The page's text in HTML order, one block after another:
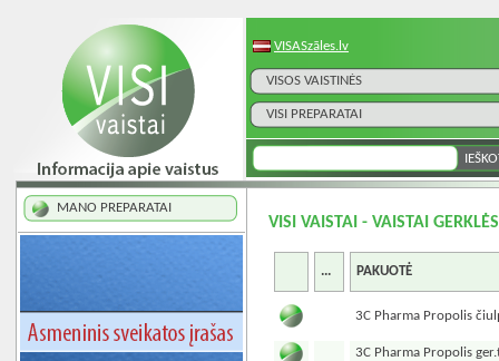
VISASzāles.lv
VISOS VAISTINĖS
VISI PREPARATAI
MANO PREPARATAI
VISI VAISTAI - VAISTAI
... PAKUOTĖ
3C Pharma Propolis
3C Pharma Propolis